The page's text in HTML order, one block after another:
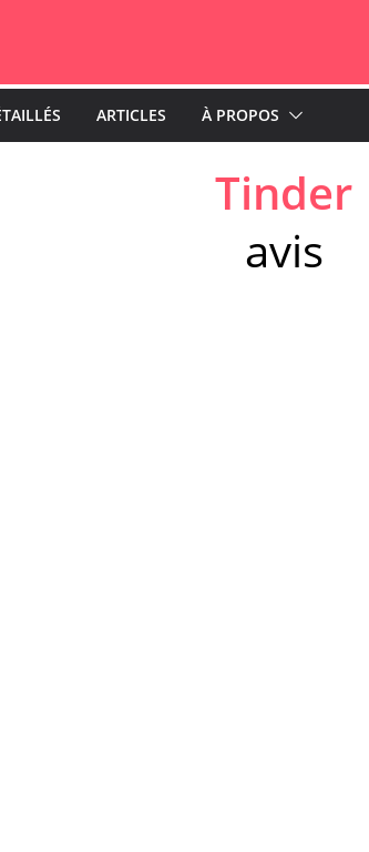
ARTICLES À PROPOS
Tinder
avis